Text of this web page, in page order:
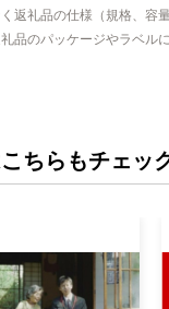
返礼品の仕様（規格、容
品のパッケージやラベル
ちらもチェッ